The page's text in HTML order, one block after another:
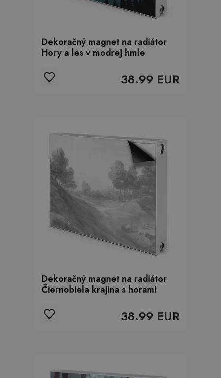
Dekoračný magnet na radiátor
Hory a les v modrej hmle
38.99 EUR
Dekoračný magnet na radiátor
Čiernobiela krajina s horami
38.99 EUR